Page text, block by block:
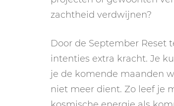
zachtheid verdwijnen?
Door de September Reset
intenties extra kracht. Je
je de komende maanden
niet meer dient. Zo leef je